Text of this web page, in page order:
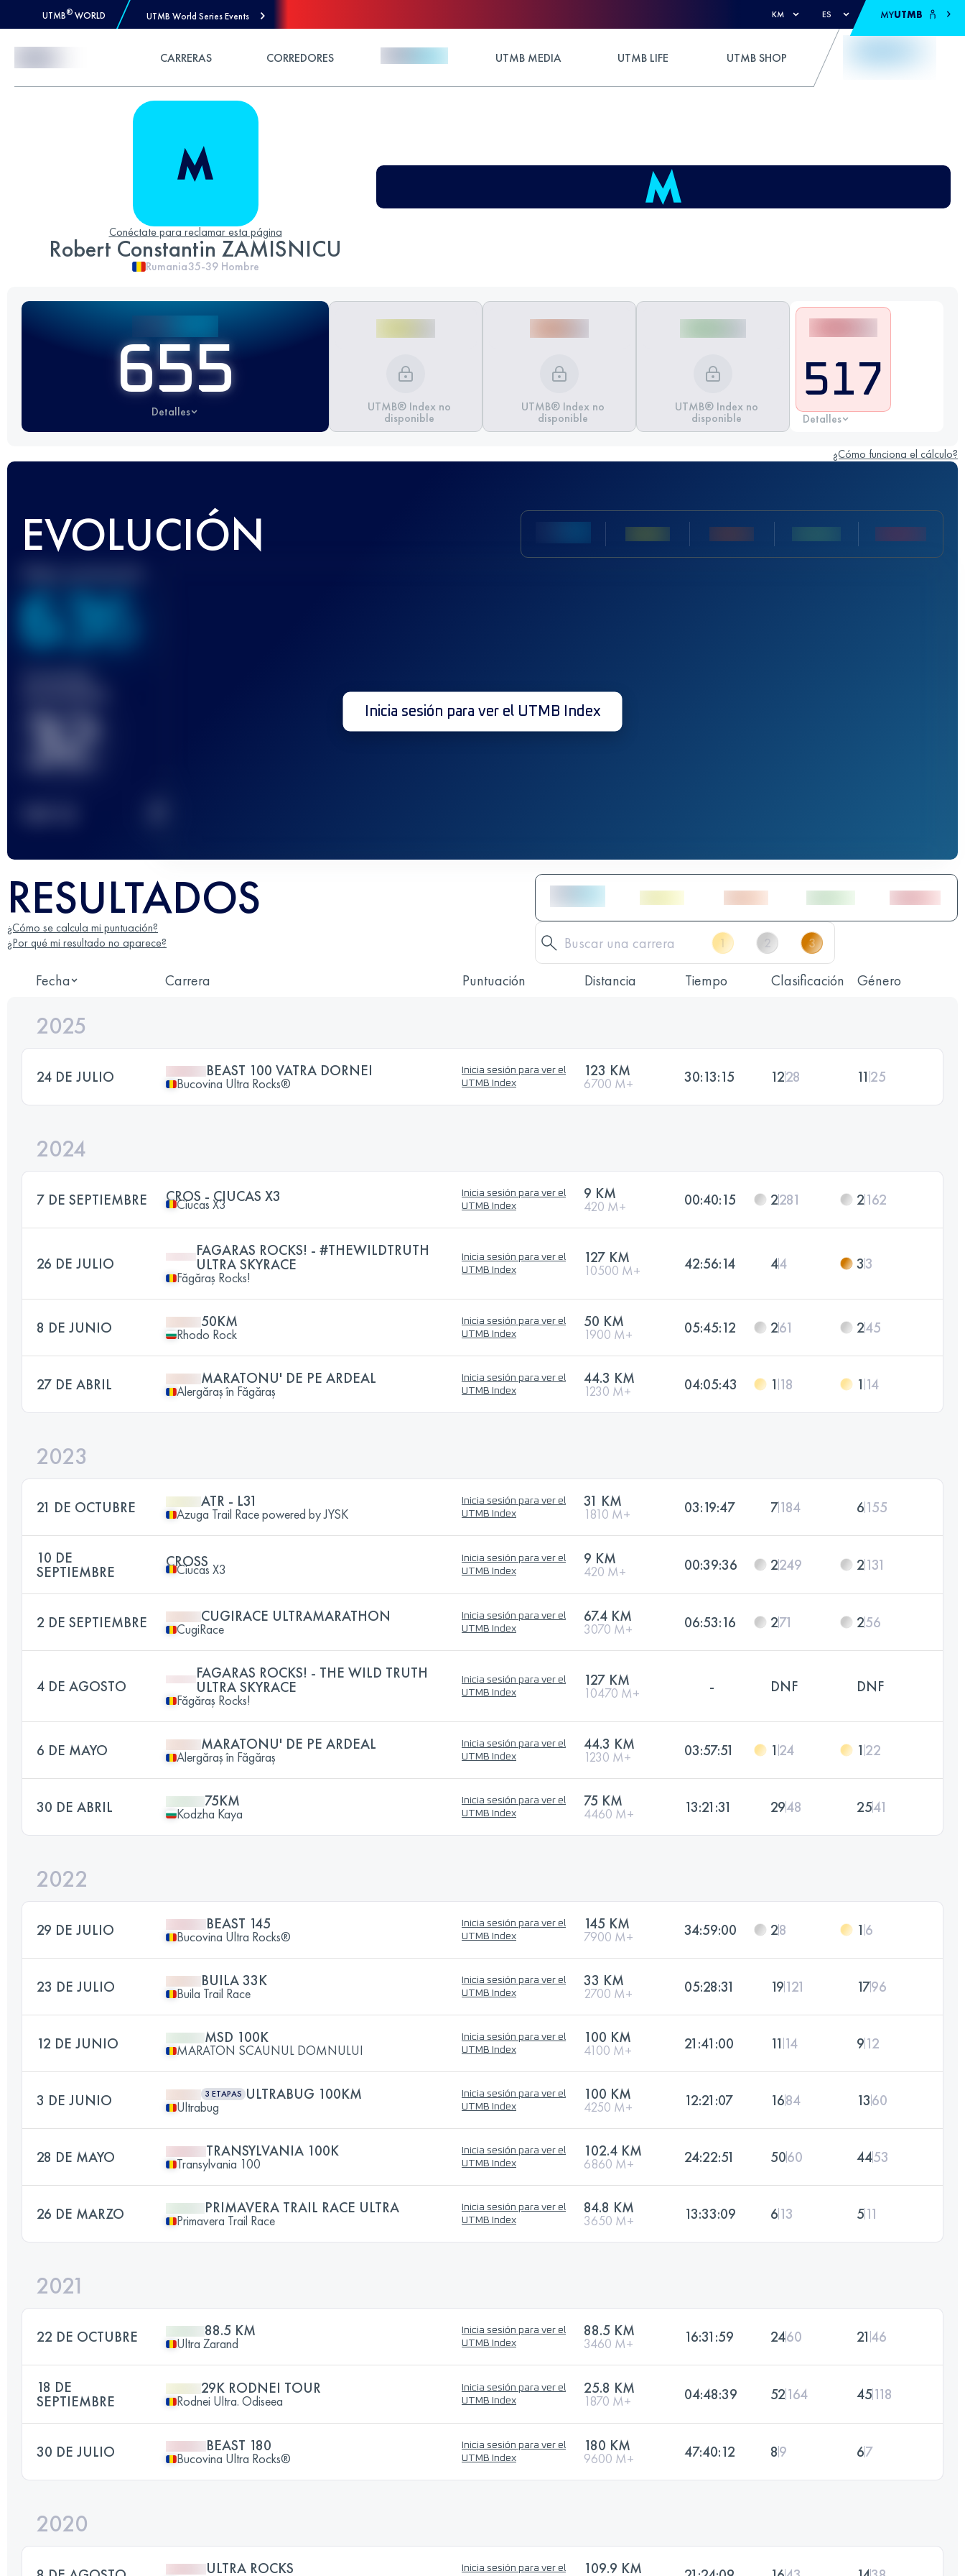
UTMB® WORLD UTMB World Series Events KM ES MYUTMB
CARRERAS CORREDORES UTMB MEDIA UTMB LIFE UTMB SHOP
Conéctate para reclamar esta página
Robert Constantin ZAMISNICU
Rumania35-39 Hombre
655
Detalles UTMB® Index no
disponible
UTMB® Index no
disponible
UTMB® Index no
disponible
517
Detalles
¿Cómo funciona el cálculo?
EVOLUCIÓN
636
32 Inicia sesión para ver el UTMB Index
RESULTADOS
¿Cómo se calcula mi puntuación?
¿Por qué mi resultado no aparece?
Fecha Carrera Puntuación Distancia Tiempo Clasificación Género
2025
24 DE JULIO BEAST 100 VATRA DORNEI
Bucovina Ultra Rocks®
Inicia sesión para ver el
UTMB Index
123 KM
6700 M+ 30:13:15 1228 11 25
2024
7 DE SEPTIEMBRE CROS - CIUCAS X3
Ciucas X3
Inicia sesión para ver el
UTMB Index
9 KM
420 M+ 00:40:15 2281 2162
26 DE JULIO
FAGARAS ROCKS! - #THEWILDTRUTH
ULTRA SKYRACE
Făgăraș Rocks!
Inicia sesión para ver el
UTMB Index
127 KM
10500 M+ 42:56:14 44 33
8 DE JUNIO 50KM
Rhodo Rock
Inicia sesión para ver el
UTMB Index
50 KM
1900 M+ 05:45:12 261 245
27 DE ABRIL MARATONU' DE PE ARDEAL
Alergăraș în Făgăraș
Inicia sesión para ver el
UTMB Index
44.3 KM
1230 M+ 04:05:43 1 18 1 14
2023
21 DE OCTUBRE ATR - L31
Azuga Trail Race powered by JYSK
Inicia sesión para ver el
UTMB Index
31 KM
1810 M+ 03:19:47 7184 6155
10 DE
SEPTIEMBRE
CROSS
Ciucas X3
Inicia sesión para ver el
UTMB Index
9 KM
420 M+ 00:39:36 2249 2131
2 DE SEPTIEMBRE CUGIRACE ULTRAMARATHON
CugiRace
Inicia sesión para ver el
UTMB Index
67.4 KM
3070 M+ 06:53:16 271 256
4 DE AGOSTO
FAGARAS ROCKS! - THE WILD TRUTH
ULTRA SKYRACE
Făgăraș Rocks!
Inicia sesión para ver el
UTMB Index
127 KM
10470 M+ - DNF DNF
6 DE MAYO MARATONU' DE PE ARDEAL
Alergăraș în Făgăraș
Inicia sesión para ver el
UTMB Index
44.3 KM
1230 M+ 03:57:51 1 24 1 22
30 DE ABRIL 75KM
Kodzha Kaya
Inicia sesión para ver el
UTMB Index
75 KM
4460 M+ 13:21:31 2948 2541
2022
29 DE JULIO BEAST 145
Bucovina Ultra Rocks®
Inicia sesión para ver el
UTMB Index
145 KM
7900 M+ 34:59:00 28 1 6
23 DE JULIO BUILA 33K
Buila Trail Race
Inicia sesión para ver el
UTMB Index
33 KM
2700 M+ 05:28:31 19121 1796
12 DE JUNIO MSD 100K
MARATON SCAUNUL DOMNULUI
Inicia sesión para ver el
UTMB Index
100 KM
4100 M+ 21:41:00 11 14 912
3 DE JUNIO 3 ETAPAS ULTRABUG 100KM
Ultrabug
Inicia sesión para ver el
UTMB Index
100 KM
4250 M+ 12:21:07 1684 1360
28 DE MAYO TRANSYLVANIA 100K
Transylvania 100
Inicia sesión para ver el
UTMB Index
102.4 KM
6860 M+ 24:22:51 5060 4453
26 DE MARZO PRIMAVERA TRAIL RACE ULTRA
Primavera Trail Race
Inicia sesión para ver el
UTMB Index
84.8 KM
3650 M+ 13:33:09 613 511
2021
22 DE OCTUBRE 88.5 KM
Ultra Zarand
Inicia sesión para ver el
UTMB Index
88.5 KM
3460 M+ 16:31:59 2460 21 46
18 DE
SEPTIEMBRE
29K RODNEI TOUR
Rodnei Ultra. Odiseea
Inicia sesión para ver el
UTMB Index
25.8 KM
1870 M+ 04:48:39 52164 45118
30 DE JULIO BEAST 180
Bucovina Ultra Rocks®
Inicia sesión para ver el
UTMB Index
180 KM
9600 M+ 47:40:12 89 67
2020
ULTRA ROCKS Inicia sesión para ver el 109.9 KM